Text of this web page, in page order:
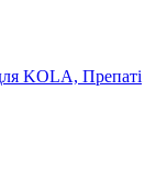
KOLA, Препаті